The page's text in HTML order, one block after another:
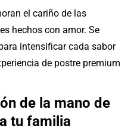
el cariño de las
hechos con amor. Se
intensificar cada sabor
de postre premium
de la mano de
tu familia